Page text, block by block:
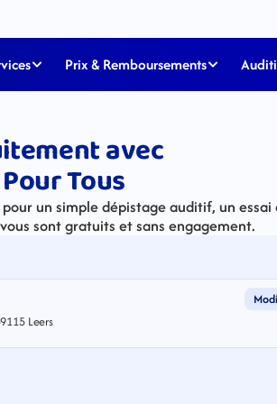
Prix & Remboursements
avec
Tous
un simple dépistage auditif, un
sont gratuits et sans engagement.
Leers